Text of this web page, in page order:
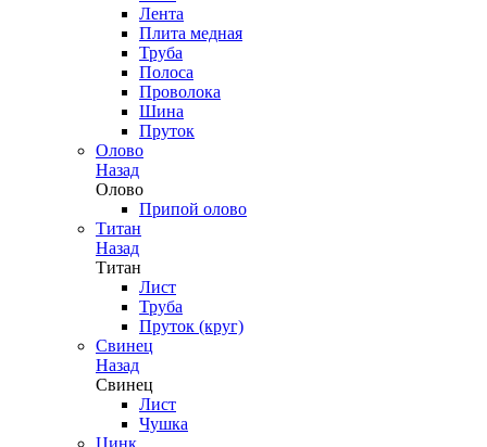
Лента
Плита медная
Труба
Полоса
Проволока
Шина
Пруток
Олово
Назад
Олово
Припой олово
Титан
Назад
Титан
Лист
Труба
Пруток (круг)
Свинец
Назад
Свинец
Лист
Чушка
Цинк